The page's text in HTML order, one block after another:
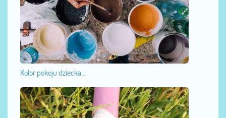
Kolor pokoju dziecka...